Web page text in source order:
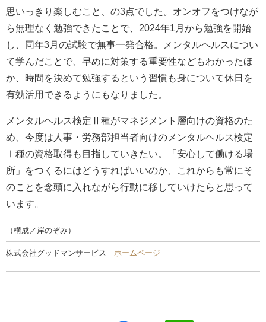
思いっきり楽しむこと、の3点でした。オンオフをつけなが
ら無理なく勉強できたことで、2024年1月から勉強を開始
し、同年3月の試験で無事一発合格。メンタルヘルスについ
て学んだことで、早めに対策する重要性などもわかったほ
か、時間を決めて勉強するという習慣も身について休日を
有効活用できるようにもなりました。
メンタルヘルス検定Ⅱ種がマネジメント層向けの資格のた
め、今度は人事・労務部担当者向けのメンタルヘルス検定
Ⅰ種の資格取得も目指していきたい。「安心して働ける場
所」をつくるにはどうすればいいのか、これからも常にそ
のことを念頭に入れながら行動に移していけたらと思って
います。
（構成／岸のぞみ）
株式会社グッドマンサービス ホームページ